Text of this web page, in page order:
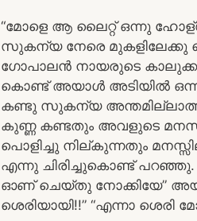
“മോളെ ആ ലൈറ്റ് ഒന്നു
സുകന്യ നേരെ മുകളിലേക്കു
ഗോപാലൻ നായരുടെ
കൊണ്ട് അയാൾ അടിയിൽ
കണ്ടു സുകന്യ അന്തമില്ലാത്ത
കുണ്ണ കണ്ടതും അവളുടെ മനസ്
പൊളിച്ചു നില്കുന്നതും
എന്നു ചിരിച്ചുകൊണ്ട്
ഓണ് ചെയ്തു നോക്കിയേ”
ശെരിയായി!!” “എന്നാ